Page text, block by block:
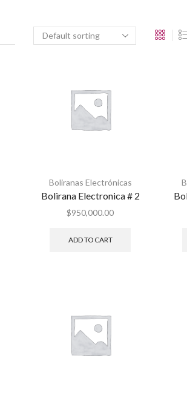
Boliranas Electrónicas
Bolirana Electronica # 2
$950,000.00
ADD TO CART